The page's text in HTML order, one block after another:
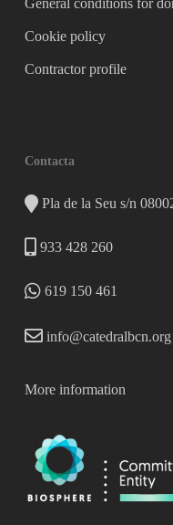
General conditions for
Cookie policy
Contractor profile
Contacta
Pla de la Seu s/n
933 428 260
619 150 461
info@catedralbcn.org
More information